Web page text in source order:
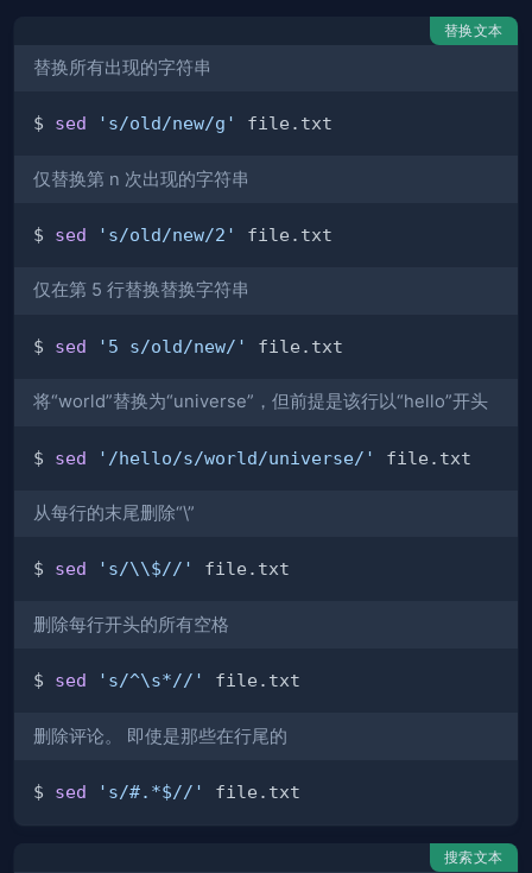
替换文本
替换所有出现的字符串
$ sed 's/old/new/g'
仅替换第 n 次出现的字符串
$ sed 's/old/new/2'
仅在第 5 行替换替换字符串
$ sed '5 s/old/new/'
将“world”替换为“universe”，但前提是该行以“hello”开头
$ sed '/hello/s/world/universe/'
从每行的末尾删除“\”
$ sed 's/\\$//'
删除每行开头的所有空格
$ sed 's/^\s*//'
删除评论。 即使是那些在行尾的
$ sed 's/#.*$//'
搜索文本